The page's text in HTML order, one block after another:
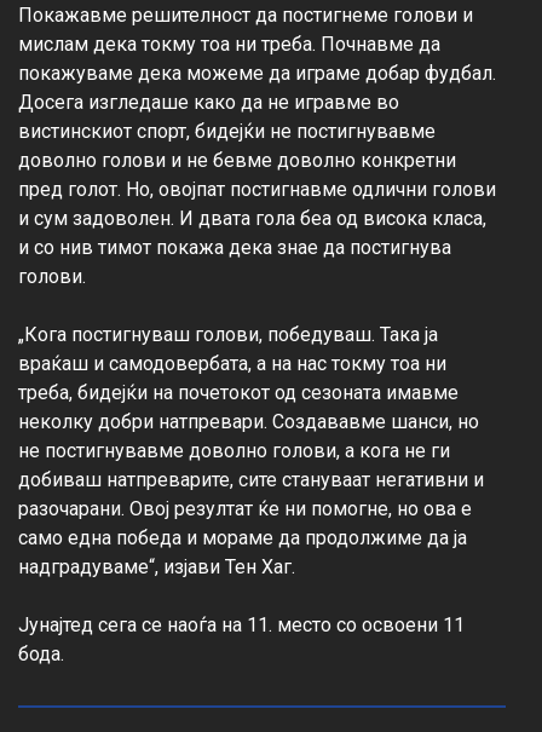
Покажавме решителност да постигнеме голови и
мислам дека токму тоа ни треба. Почнавме да
покажуваме дека можеме да играме добар фудбал.
Досега изгледаше како да не игравме во
вистинскиот спорт, бидејќи не постигнувавме
доволно голови и не бевме доволно конкретни
пред голот. Но, овојпат постигнавме одлични голови
и сум задоволен. И двата гола беа од висока класа,
и со нив тимот покажа дека знае да постигнува
голови.
„Кога постигнуваш голови, победуваш. Така ја
враќаш и самодовербата, а на нас токму тоа ни
треба, бидејќи на почетокот од сезоната имавме
неколку добри натпревари. Создававме шанси, но
не постигнувавме доволно голови, а кога не ги
добиваш натпреварите, сите стануваат негативни и
разочарани. Овој резултат ќе ни помогне, но ова е
само една победа и мораме да продолжиме да ја
надградуваме“, изјави Тен Хаг.
Јунајтед сега се наоѓа на 11. место со освоени 11
бода.